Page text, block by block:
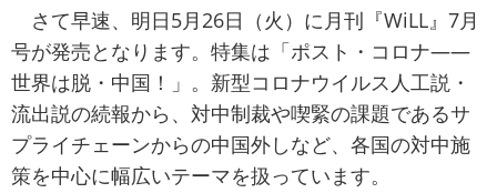
さて早速、明日5月26日（火）に月刊『WiLL』7月
号が発売となります。特集は「ポスト・コロナ――
世界は脱・中国！」。新型コロナウイルス人工説・
流出説の続報から、対中制裁や喫緊の課題であるサ
プライチェーンからの中国外しなど、各国の対中施
策を中心に幅広いテーマを扱っています。